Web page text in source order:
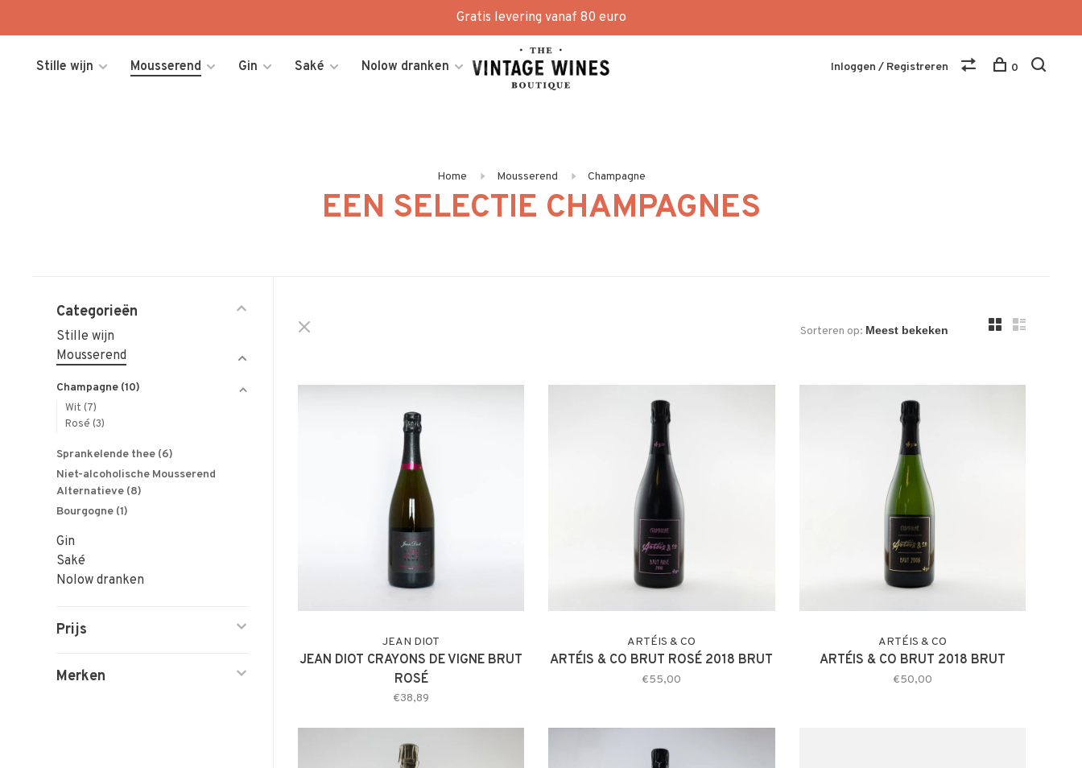
Gratis levering vanaf 80 euro
Stille wijn Mousserend Gin Saké Nolow dranken Inloggen / Registreren 0
Home Mousserend Champagne
EEN SELECTIE CHAMPAGNES
Categorieën
Stille wijn
Mousserend
Champagne (10)
Wit (7)
Rosé (3)
Sprankelende thee (6)
Niet-alcoholische Mousserend
Alternatieve (8)
Bourgogne (1)
Gin
Saké
Nolow dranken
Prijs
Merken
Sorteren op:
JEAN DIOT
JEAN DIOT CRAYONS DE VIGNE BRUT
ROSÉ
€38,89
ARTÉIS & CO
ARTÉIS & CO BRUT ROSÉ 2018 BRUT
€55,00
ARTÉIS & CO
ARTÉIS & CO BRUT 2018 BRUT
€50,00